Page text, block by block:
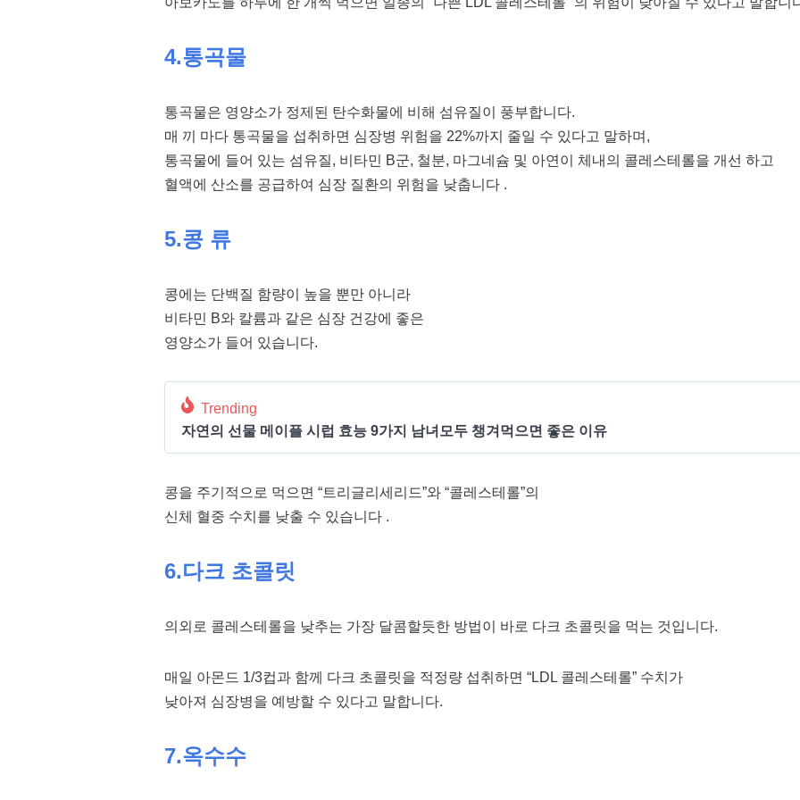
4.통곡물
통곡물은 영양소가 정제된 탄수화물에 비해 섬유질이 풍부합니다.
매 끼 마다 통곡물을 섭취하면 심장병 위험을 22%까지 줄일 수 있다고 말하며,
통곡물에 들어 있는 섬유질, 비타민 B군, 철분, 마그네슘 및 아연이 체내의 콜레스테롤을 개선 하고
혈액에 산소를 공급하여 심장 질환의 위험을 낮춥니다 .
5.콩 류
콩에는 단백질 함량이 높을 뿐만 아니라
비타민 B와 칼륨과 같은 심장 건강에 좋은
영양소가 들어 있습니다.
Trending
자연의 선물 메이플 시럽 효능 9가지 남녀모두 챙겨먹으면 좋은 이유
콩을 주기적으로 먹으면 “트리글리세리드”와 “콜레스테롤”의
신체 혈중 수치를 낮출 수 있습니다 .
6.다크 초콜릿
의외로 콜레스테롤을 낮추는 가장 달콤할듯한 방법이 바로 다크 초콜릿을 먹는 것입니다.
매일 아몬드 1/3컵과 함께 다크 초콜릿을 적정량 섭취하면 “LDL 콜레스테롤” 수치가
낮아져 심장병을 예방할 수 있다고 말합니다.
7.옥수수